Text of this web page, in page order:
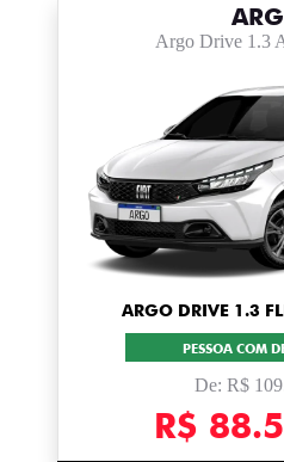
Argo Drive 1.3
ARGO DRIVE 1.3
PESSOA COM
De: R$
R$